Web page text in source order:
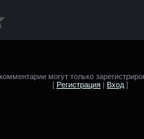
могут только
[ Регистрация | Вход ]